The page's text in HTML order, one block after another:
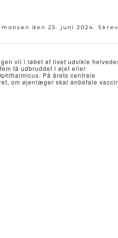
den 25. juni 2024.
vil i løbet af livet udvikle
få udbruddet i øjet eller
På årets centrale
om øjenlæger skal anbefale